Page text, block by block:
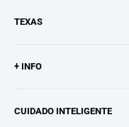
TEXAS
personas de todo el
+ INFO
Búsqueda
CUIDADO INTELIGENTE